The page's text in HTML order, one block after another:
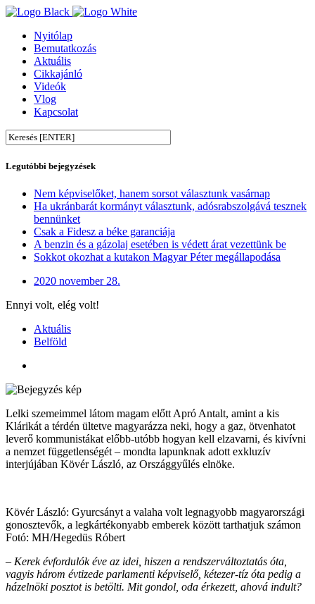
Nyitólap
Bemutatkozás
Aktuális
Cikkajánló
Videók
Vlog
Kapcsolat
Legutóbbi bejegyzések
Nem képviselőket, hanem sorsot választunk vasárnap
Ha ukránbarát kormányt választunk, adósrabszolgává tesznek
bennünket
Csak a Fidesz a béke garanciája
A benzin és a gázolaj esetében is védett árat vezettünk be
Sokkot okozhat a kutakon Magyar Péter megállapodása
2020 november 28.
Ennyi volt, elég volt!
Aktuális
Belföld
Lelki szemeimmel látom magam előtt Apró Antalt, amint a kis
Klárikát a térdén ültetve magyarázza neki, hogy a gaz, ötvenhatot
leverő kommunistákat előbb-utóbb hogyan kell elzavarni, és kivívni
a nemzet függetlenségét – mondta lapunknak adott exkluzív
interjújában Kövér László, az Országgyűlés elnöke.
Kövér László: Gyurcsányt a valaha volt legnagyobb magyarországi
gonosztevők, a legkártékonyabb emberek között tarthatjuk számon
Fotó: MH/Hegedüs Róbert
– Kerek évfordulók éve az idei, hiszen a rendszerváltoztatás óta,
vagyis három évtizede parlamenti képviselő, kétezer-tíz óta pedig a
házelnöki posztot is betölti. Mit gondol, oda érkezett, ahová indult?